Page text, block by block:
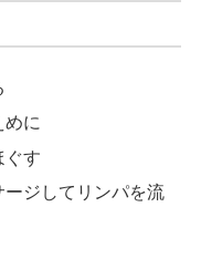
めに
ぐす
ジしてリンパを流